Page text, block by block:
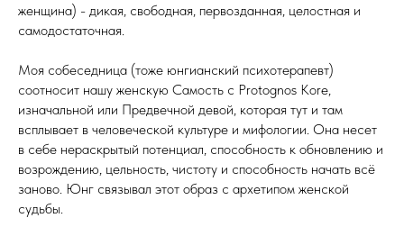
женщина) - дикая, свободная, первозданная, целостная и
самодостаточная.
Моя собеседница (тоже юнгианский психотерапевт)
соотносит нашу женскую Самость с Рrotognos Kore,
изначальной или Предвечной девой, которая тут и там
всплывает в человеческой культуре и мифологии. Она несет
в себе нераскрытый потенциал, способность к обновлению и
возрождению, цельность, чистоту и способность начать всё
заново. Юнг связывал этот образ с архетипом женской
судьбы.